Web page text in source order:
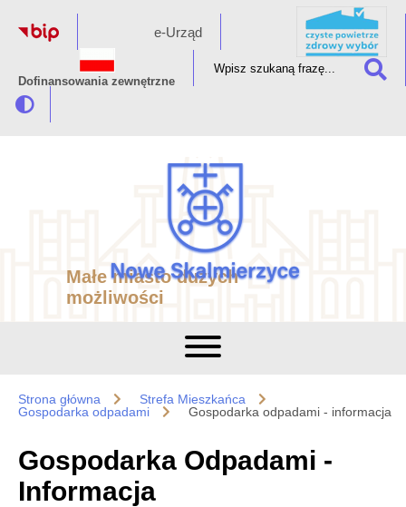
e-Urząd
Dofinansowania zewnętrzne
Małe miasto dużych
możliwości
Strona główna
Strefa Mieszkańca
Gospodarka odpadami
Gospodarka odpadami - informacja
Gospodarka Odpadami -
Informacja